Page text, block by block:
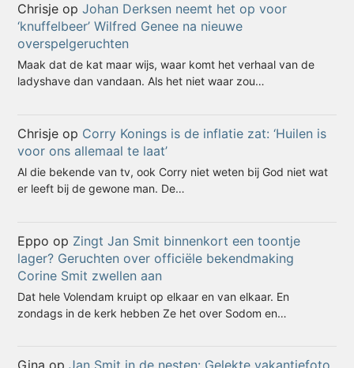
Chrisje opJohan Derksen neemt het op voor
‘knuffelbeer’ Wilfred Genee na nieuwe
overspelgeruchten
Maak dat de kat maar wijs, waar komt het verhaal van de
ladyshave dan vandaan. Als het niet waar zou…
Chrisje op Corry Konings is de inflatie zat: ‘Huilen is
voor ons allemaal te laat’
Al die bekende van tv, ook Corry niet weten bij God niet wat
er leeft bij de gewone man. De…
Eppo op Zingt Jan Smit binnenkort een toontje
lager? Geruchten over officiële bekendmaking
Corine Smit zwellen aan
Dat hele Volendam kruipt op elkaar en van elkaar. En
zondags in de kerk hebben Ze het over Sodom en…